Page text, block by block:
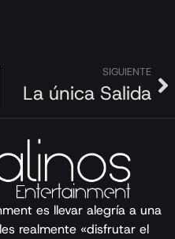
SIGUIENTE
La única Salida
es llevar alegría a una
realmente «disfrutar el